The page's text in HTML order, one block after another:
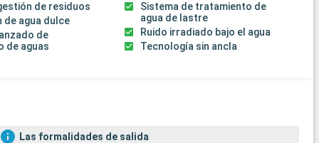
de residuos
de agua dulce
de
de aguas
Sistema de tratamiento de
agua de lastre
Ruido irradiado bajo el agua
Tecnología sin ancla
Las formalidades de salida